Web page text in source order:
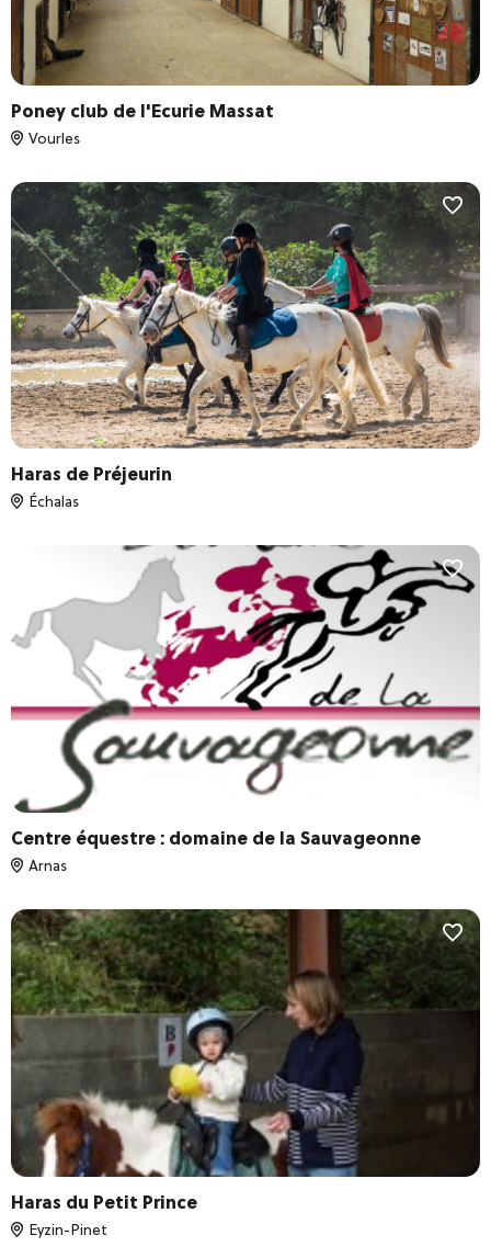
Poney club de l'Ecurie Massat
Vourles
Haras de Préjeurin
Échalas
Centre équestre : domaine de la Sauvageonne
Arnas
Haras du Petit Prince
Eyzin-Pinet